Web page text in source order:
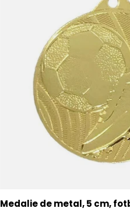
Medalie de metal, 5 cm,